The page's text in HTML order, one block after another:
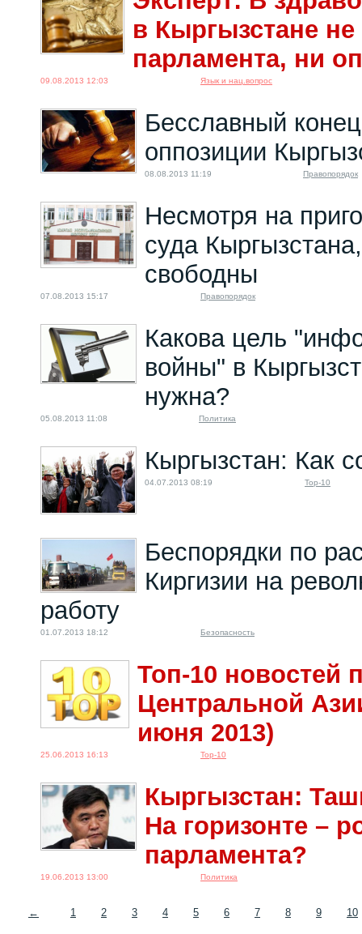
в Кыргызстане
парламента, ни
09.08.2013 12:03 Язык и нац.вопрос
Бесславный
оппозиции
08.08.2013 11:19 Правопорядок
Несмотря на
суда
свободны
07.08.2013 15:17 Правопорядок
Какова цель
войны" в
нужна?
05.08.2013 11:08 Политика
Кыргызстан: Как
04.07.2013 08:19 Top-10
Беспорядки по
Киргизии на
работу
01.07.2013 18:12 Безопасность
Топ-10 новостей
Центральной
июня 2013)
25.06.2013 16:13 Top-10
Кыргызстан:
На горизонте –
парламента?
19.06.2013 13:00 Политика
← 1 2 3 4 5 6 7 8 9 10